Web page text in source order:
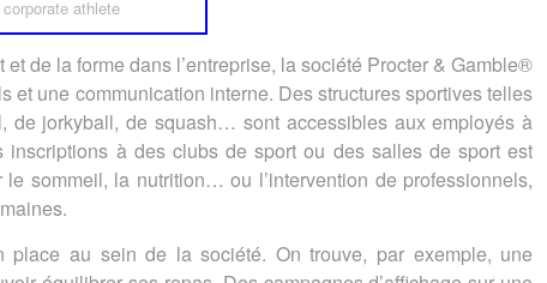
de la forme dans l’entreprise, la société Procter & Gamble®
et une communication interne. Des structures sportives telles
de jorkyball, de squash… sont accessibles aux employés à
à des clubs de sport ou des salles de sport est
sommeil, la nutrition… ou l’intervention de professionnels,
au sein de la société. On trouve, par exemple, une